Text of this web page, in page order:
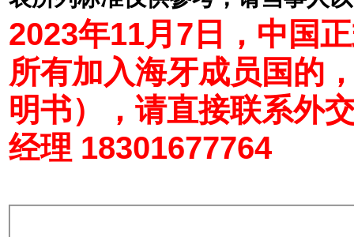
2023年11月7日，中国
所有加入海牙成员国的
明书），请直接联系外
经理 18301677764